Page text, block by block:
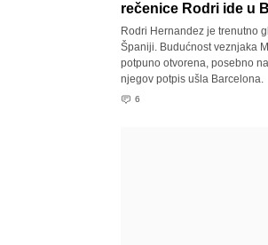
rečenice Rodri ide u
Rodri Hernandez je trenutno
Španiji. Budućnost veznjaka
potpuno otvorena, posebno
njegov potpis ušla Barcelona.
6